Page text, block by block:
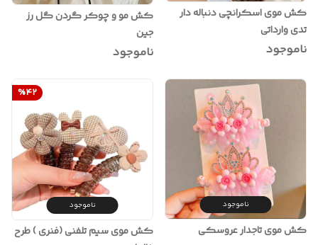
کش موی اسکرانچی دنباله دار
تدی وارداتی
ناموجود
کش مو و چوکر گردن گل رز
جین
ناموجود
ناموجود
کش موی تاجدار عروسکی
%42
ناموجود
کش موی سیم تلفنی (فنری ) طرح